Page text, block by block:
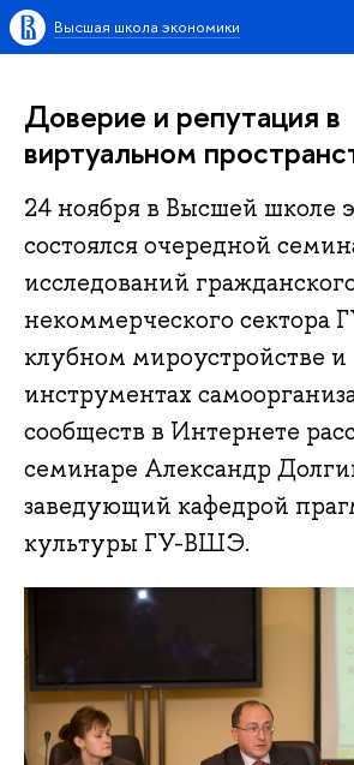
Высшая школа экономики
Доверие и репутация в
виртуальном
24 ноября в Высшей школе
состоялся очередной
исследований
некоммерческого
клубном мироустройстве и
инструментах
сообществ в Интернете
семинаре Александр
заведующий кафедрой
культуры ГУ-ВШЭ.